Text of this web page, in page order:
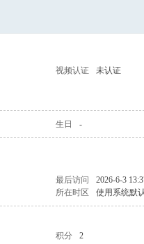
视频认证 未认证
生日 -
最后访问
2026-6-3
所在时区 使用系统默
积分
2